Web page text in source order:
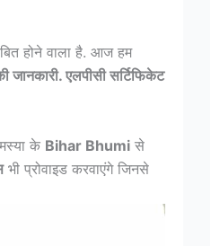
होने वाला है. आज हम
जानकारी. एलपीसी सर्टिफिकेट
के Bihar Bhumi से
भी प्रोवाइड करवाएंगे जिनसे